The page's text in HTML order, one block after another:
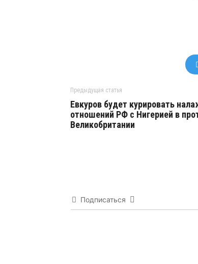
Предыдущая статья
Евкуров будет курировать
отношений РФ с Нигерией в
Великобритании
Подписаться